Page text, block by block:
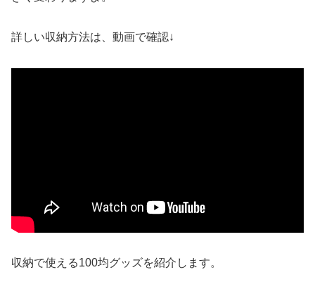
詳しい収納方法は、動画で確認↓
収納で使える100均グッズを紹介します。